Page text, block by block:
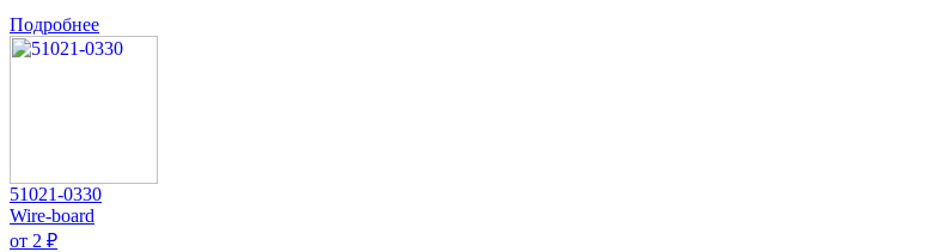
Подробнее
51021-0330
Wire-board
от 2 ₽